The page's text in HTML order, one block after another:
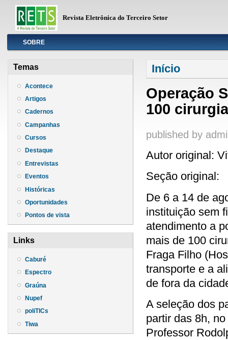
Revista Eletrônica do Terceiro Setor
InfoSOBRE
Temas
Acontece
Artigos
Cadernos
Campanhas
Cursos
Destaque
Entrevistas
Eventos
Históricas
Oportunidades
Pontos de vista
Links
Caburé
Espectro
Graúna
Nupef
poliTICs
Tiwa
Você está aqui
Início
Operação
100
published by
Autor original:
Seção original:
De 6 a 14 de
instituição sem
atendimento a
mais de 100
Fraga Filho
transporte e a
de fora da
A seleção dos
partir das 8h,
Professor